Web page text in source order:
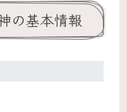
の基本情報